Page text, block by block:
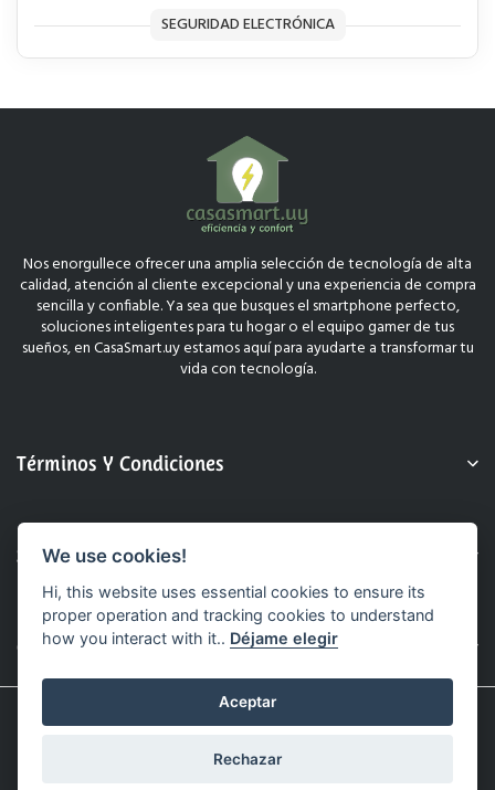
SEGURIDAD ELECTRÓNICA
Nos enorgullece ofrecer una amplia selección de tecnología de alta
calidad, atención al cliente excepcional y una experiencia de compra
sencilla y confiable. Ya sea que busques el smartphone perfecto,
soluciones inteligentes para tu hogar o el equipo gamer de tus
sueños, en CasaSmart.uy estamos aquí para ayudarte a transformar tu
vida con tecnología.
Términos Y Condiciones
Sobre Nosotros
Contacto
© 2025 CasaSmart.uy. Todos Los Derechos Reservados.
Sitio Web Realizado Por Hashtag.
We use cookies!
Hi, this website uses essential cookies to ensure its
proper operation and tracking cookies to understand
how you interact with it.. Déjame elegir
Aceptar
Rechazar